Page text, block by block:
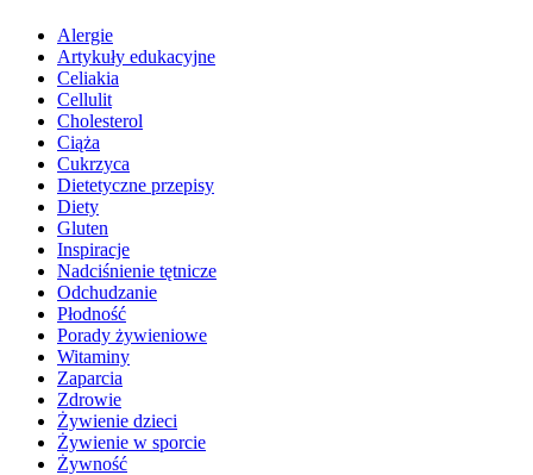
Alergie
Artykuły edukacyjne
Celiakia
Cellulit
Cholesterol
Ciąża
Cukrzyca
Dietetyczne przepisy
Diety
Gluten
Inspiracje
Nadciśnienie tętnicze
Odchudzanie
Płodność
Porady żywieniowe
Witaminy
Zaparcia
Zdrowie
Żywienie dzieci
Żywienie w sporcie
Żywność